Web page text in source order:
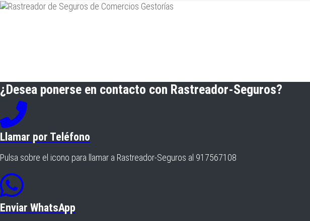
¿Desea ponerse en contacto con Rastreador-Seguros?
Llamar por Teléfono
Pulsa sobre el icono para llamar a Rastreador-Seguros al 917567108
Enviar WhatsApp